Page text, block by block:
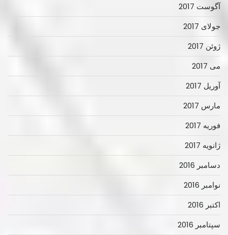
آگوست 2017
جولای 2017
ژوئن 2017
می 2017
آوریل 2017
مارس 2017
فوریه 2017
ژانویه 2017
دسامبر 2016
نوامبر 2016
اکتبر 2016
سپتامبر 2016